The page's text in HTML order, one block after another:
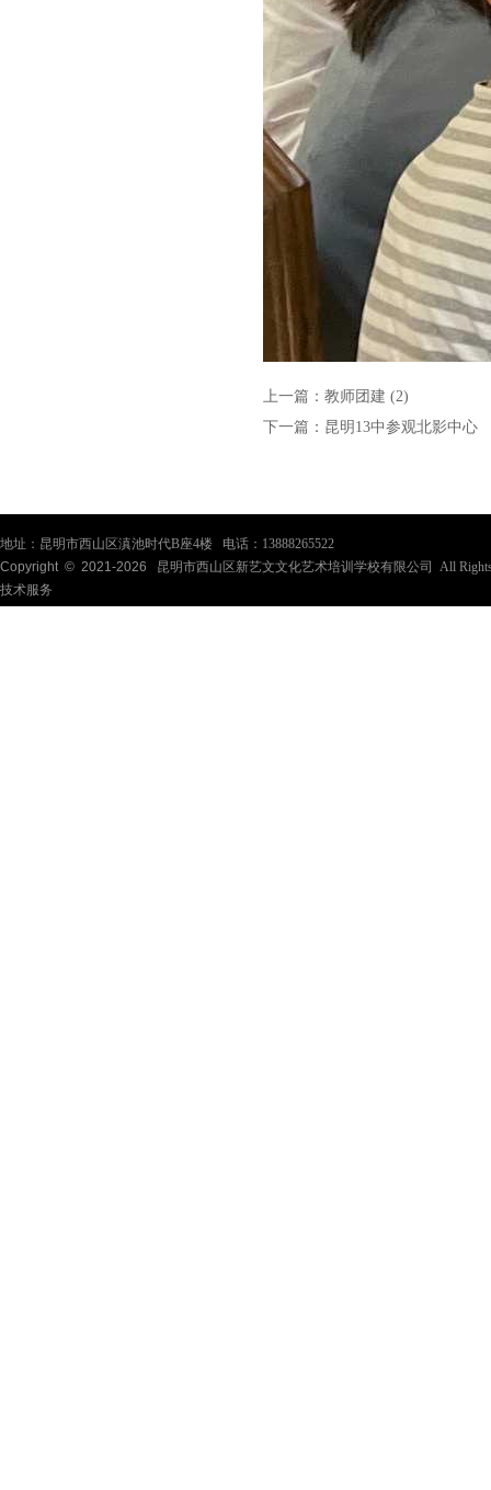
上一篇： 教师团建 (2)
下一篇： 昆明13中参观北影中心
地址：昆明市西山区滇池时代B座4楼 电话：13888265522
Copyright © 2021-2026
昆明市西山区新艺文文化艺术培训学校有限公司 All
技术服务